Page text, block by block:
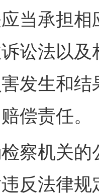
当承担
讼法以
发生和
偿责任。
机关的
反法律